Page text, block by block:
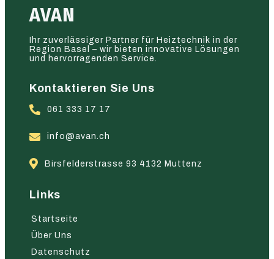
AVAN
Ihr zuverlässiger Partner für Heiztechnik in der
Region Basel – wir bieten innovative Lösungen
und hervorragenden Service.
Kontaktieren Sie Uns
061 333 17 17
info@avan.ch
Birsfelderstrasse 93 4132 Muttenz
Links
Startseite
Über Uns
Datenschutz